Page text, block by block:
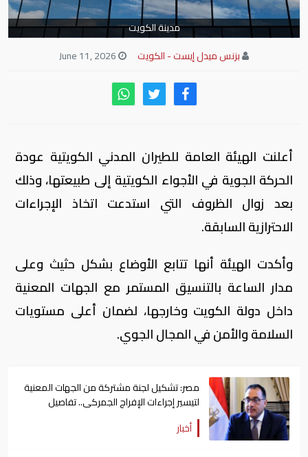
مدينة الكويت
بزنس ميدل إيست - الكويت
أعلنت الهيئة العامة للطيران المدني الكويتية عودة
الحركة الجوية في الأجواء الكويتية إلى طبيعتها، وذلك
بعد زوال الظروف التي استدعت اتخاذ الإجراءات
الاحترازية السابقة.
وأكدت الهيئة أنها تتابع الأوضاع بشكل حثيث وعلى
مدار الساعة بالتنسيق المستمر مع الجهات المعنية
داخل دولة الكويت وخارجها، لضمان أعلى مستويات
السلامة والأمن في المجال الجوي.
‎مصر: تشكيل لجنة مشتركة من الجهات المعنية
لتيسير إجراءات الإفراج الجمركى.. تفاصيل
أخبار